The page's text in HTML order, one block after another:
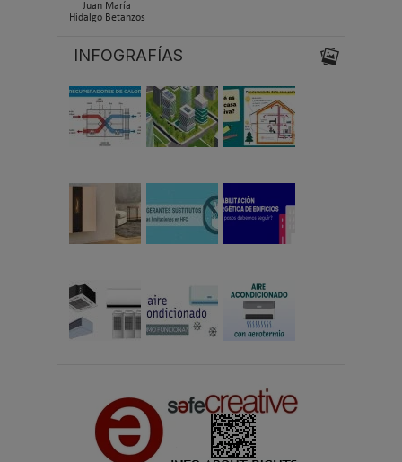
Juan María
Hidalgo Betanzos
INFOGRAFÍAS